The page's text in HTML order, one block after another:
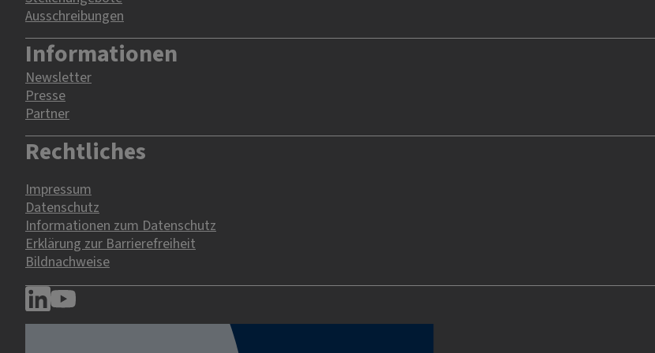
Ausschreibungen
Informationen
Newsletter
Presse
Partner
Rechtliches
Impressum
Datenschutz
Informationen zum Datenschutz
Erklärung zur Barrierefreiheit
Bildnachweise